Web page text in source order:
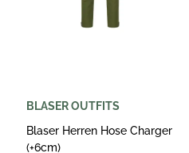
BLASER OUTFITS
Blaser Herren Hose Charger
(+6cm)